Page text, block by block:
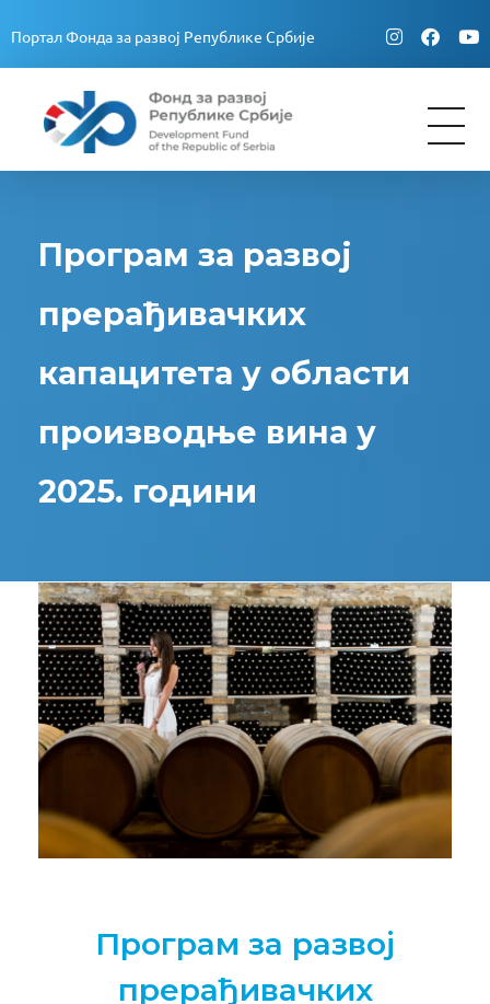
Портал Фонда за развој Републике Србије
Fond za razvoj Republike Srbije
Програм за развој
прерађивачких
капацитета у области
производње вина у
2025. години
Програм за развој
прерађивачких